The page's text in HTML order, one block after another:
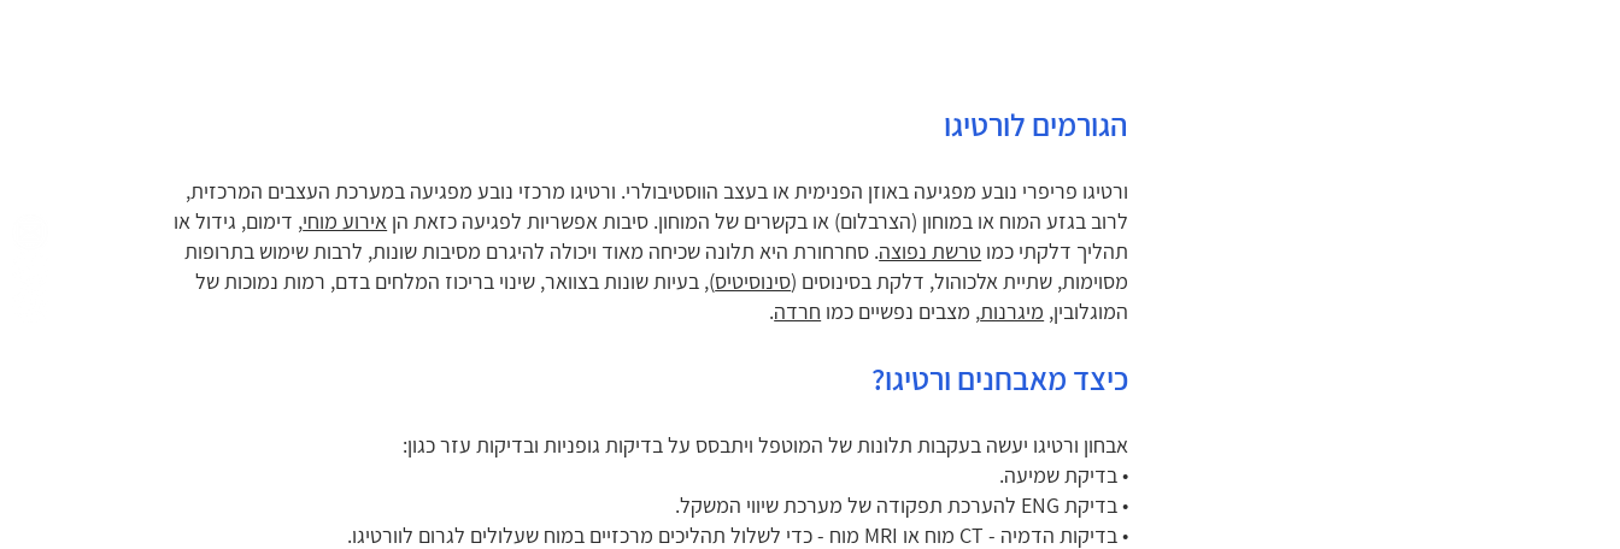
הגורמים לורטיגו
ורטיגו פריפרי נובע מפגיעה באוזן הפנימית או בעצב הווסטיבולרי. ורטיגו מרכזי נובע מפגיעה במערכת העצבים המרכזית,
לרוב בגזע המוח או במוחון (הצרבלום) או בקשרים של המוחון. סיבות אפשריות לפגיעה כזאת הן אירוע מוחי, דימום, גידול או
תהליך דלקתי כמו טרשת נפוצה. סחרחורת היא תלונה שכיחה מאוד ויכולה להיגרם מסיבות שונות, לרבות שימוש בתרופות
מסוימות, שתיית אלכוהול, דלקת בסינוסים (סינוסיטיס), בעיות שונות בצוואר, שינוי בריכוז המלחים בדם, רמות נמוכות של
המוגלובין, מיגרנות, מצבים נפשיים כמו חרדה.
כיצד מאבחנים ורטיגו?
אבחון ורטיגו יעשה בעקבות תלונות של המוטפל ויתבסס על בדיקות גופניות ובדיקות עזר כגון:
• בדיקת שמיעה.
• בדיקת ENG להערכת תפקודה של מערכת שיווי המשקל.
• בדיקות הדמיה - CT מוח או MRI מוח - כדי לשלול תהליכים מרכזיים במוח שעלולים לגרום לוורטיגו.